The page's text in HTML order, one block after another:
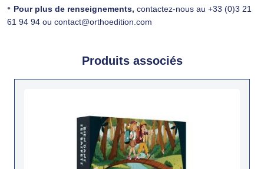
• Pour plus de renseignements, contactez-nous au +33 (0)3 21
61 94 94 ou contact@orthoedition.com
Produits associés